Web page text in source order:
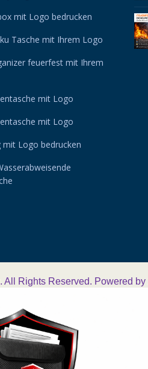
mit Logo bedrucken
Tasche mit Ihrem Logo
feuerfest mit Ihrem
mit Logo
mit Logo
mit Logo bedrucken
All Rights Reserved. Powered by